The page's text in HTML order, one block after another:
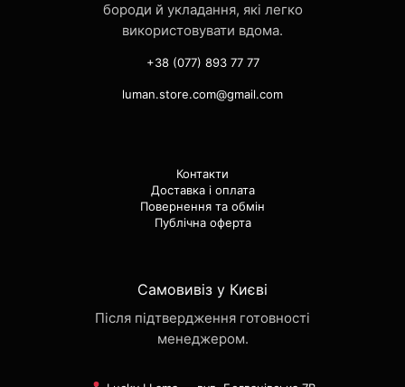
бороди й укладання, які легко
використовувати вдома.
+38 (077) 893 77 77
luman.store.com@gmail.com
Контакти
Доставка і оплата
Повернення та обмін
Публічна оферта
Самовивіз у Києві
Після підтвердження готовності
менеджером.